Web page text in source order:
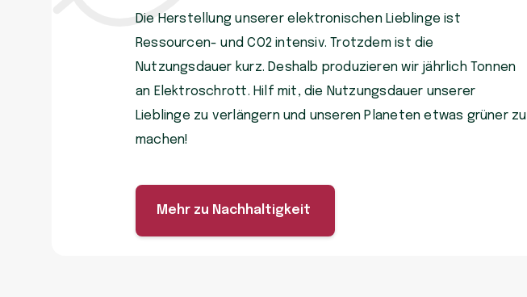
Die Herstellung unserer elektronischen Lieblinge ist
Ressourcen- und CO2 intensiv. Trotzdem ist die
Nutzungsdauer kurz. Deshalb produzieren wir jährlich Tonnen
an Elektroschrott. Hilf mit, die Nutzungsdauer unserer
Lieblinge zu verlängern und unseren Planeten etwas grüner zu
machen!
Mehr zu Nachhaltigkeit